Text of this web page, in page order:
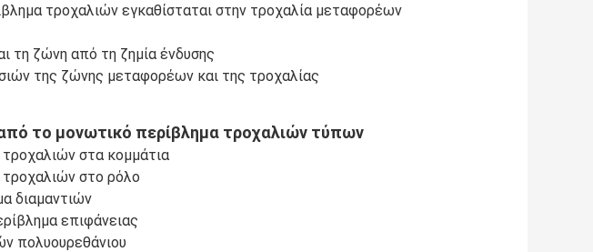
τροχαλιών εγκαθίσταται στην τροχαλία μεταφορέων
τη ζώνη από τη ζημία ένδυσης
της ζώνης μεταφορέων και της τροχαλίας
το μονωτικό περίβλημα τροχαλιών τύπων
στα κομμάτια
στο ρόλο
διαμαντιών
επιφάνειας
πολυουρεθάνιου